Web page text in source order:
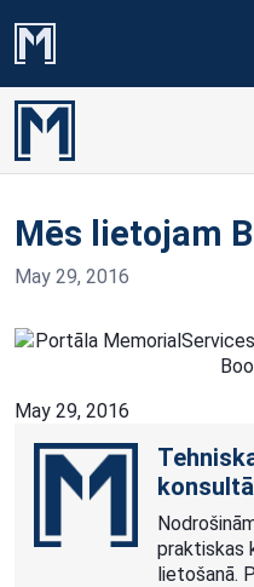
​Mēs lietojam
May 29, 2016
May 29, 2016
praktiskas
lietošanā.